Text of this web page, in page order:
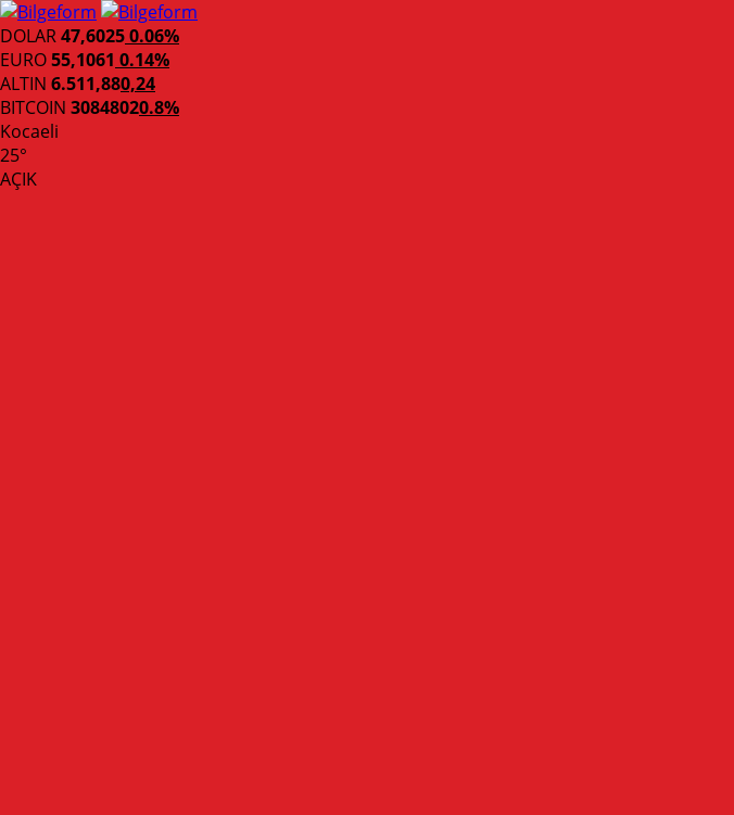
DOLAR47,60250.06%
EURO55,1061 0.14%
ALTIN 6.511,880,24
BITCOIN 30848020.8%
Kocaeli
25°
AÇIK